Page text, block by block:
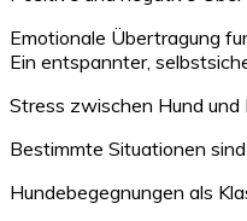
Emotionale Übertragung
Ein entspannter,
Stress zwischen Hund
Bestimmte Situationen
Hundebegegnungen als